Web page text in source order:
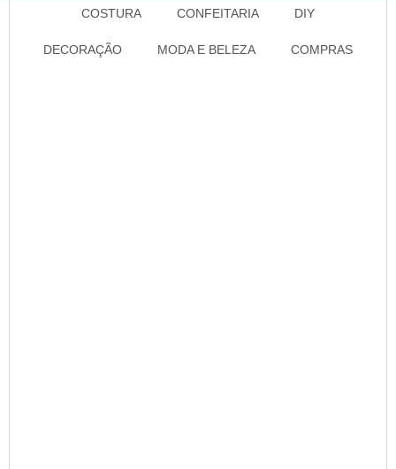
COSTURA CONFEITARIA DIY
DECORAÇÃO MODA E BELEZA COMPRAS